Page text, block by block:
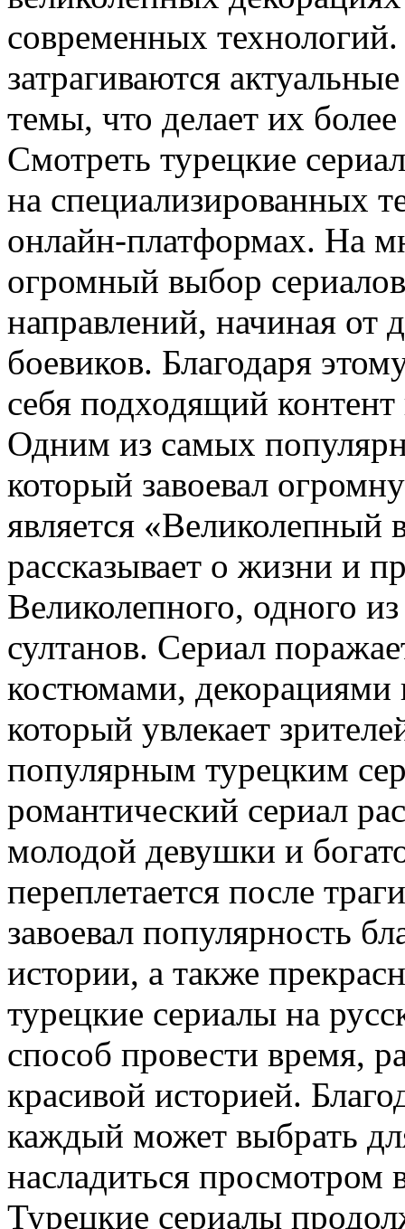
современных
затрагиваются
темы, что делает их
Смотреть турецкие
на специализированных
онлайн-платформах. На
огромный выбор
направлений, начиная
боевиков. Благодаря
себя подходящий
Одним из самых
который завоевал
является «Великолепный
рассказывает о жизни и
Великолепного, одного
султанов. Сериал
костюмами,
который увлекает
популярным турецким
романтический сериал
молодой девушки и
переплетается после
завоевал популярность
истории, а также
турецкие сериалы на
способ провести время,
красивой историей.
каждый может выбрать
насладиться просмотром
Турецкие сериалы